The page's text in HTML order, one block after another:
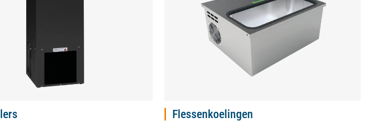
Flessenkoelingen